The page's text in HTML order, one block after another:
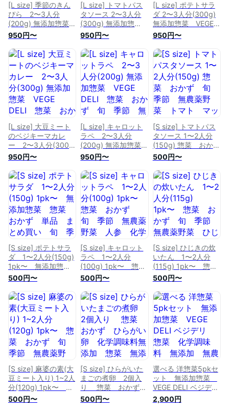
[L size] 季節のきん
ぴら 2〜3人分
(200g) 無添加惣菜
VEGE DELI 惣菜
おかず 旬 季節
無農薬野菜 きんぴ
ら ヴィーガン 化
学調味料無添加 真
空パック 開けるだ
け お手軽 時短
冷蔵 おうちごは
ん アレンジ おか
わり 選べる 八百
屋 京都 西日本
950円〜
[L size] トマトパス
タソース 2〜3人分
(300g) 無添加惣
菜 VEGE DELI 惣
菜 おかず 旬 季
節 無農薬野菜 ト
マト パスタソー
ス 化学調味料無添
加 真空パック 開
けるだけ お手軽
時短 冷蔵 おうち
ごはん アレンジ
おかわり 選べる
八百屋 京都 西日
本
950円〜
[L size] ポテトサラ
ダ 2〜3人分(300g)
無添加惣菜 VEGE
DELI 惣菜 おか
ず 旬 季節 無農
薬野菜 ポテサラ
化学調味料無添加
真空パック 開ける
だけ お手軽 時
短 冷蔵 おうちご
はん アレンジ お
かわり 選べる 八
百屋 京都 西日本
950円〜
[L size] 大豆ミート
のベジキーマカレ
ー 2〜3人分(300g)
無添加惣菜 VEGE
DELI 惣菜 おか
ず 旬 季節 無農
薬野菜 カレー ヴ
ィーガン 化学調味
料無添加 真空パッ
ク 開けるだけ お
手軽 時短 冷蔵
おうちごはん アレ
ンジ 選べる 八百
屋 京都 西日本
950円〜
[L size] キャロット
ラペ 2〜3人分
(200g) 無添加惣菜
VEGE DELI 惣菜
おかず 旬 季節
無農薬野菜 人参
化学調味料無添加
真空パック 開ける
だけ お手軽 時
短 冷蔵 おうちご
はん アレンジ お
かわり 選べる 八
百屋 京都 西日本
950円〜
[S size] トマトパス
タソース 1〜2人分
(150g) 惣菜 おか
ず 旬 季節 無農
薬野菜 トマト マ
ッシュルーム 化学
調味料無添加 真空
パック 開けるだ
け お手軽 時短
冷蔵 おうちごは
ん キャンプ飯 ア
ウトドア アレン
ジ おかわり 選べ
る 八百屋 京都
西日本
500円〜
[S size] ポテトサラ
ダ 1〜2人分(150g)
1pk〜 無添加惣
菜 惣菜 おかず
単品 まとめ買い
旬 季節 無農薬野
菜 じゃがいも 化
学調味料無添加 真
空パック 開けるだ
け お手軽 時短
冷蔵 おうちごは
ん キャンプ飯 ア
レンジ おかわり
八百屋 京都 西日
本
500円〜
[S size] キャロット
ラペ 1〜2人分
(100g) 1pk〜 惣
菜 おかず 旬 季
節 無農薬野菜 人
参 化学調味料無添
加 惣菜無添加 真
空パック 開けるだ
け お手軽 時短
冷蔵 おうちごは
ん キャンプ飯 ア
ウトドア アレン
ジ おかわり 選べ
る 八百屋 京都
西日本
500円〜
[S size] ひじきの炊
いたん 1〜2人分
(115g) 1pk〜 惣
菜 おかず 旬 季
節 無農薬野菜 ひ
じき 化学調味料無
添加 真空パック
開けるだけ お手
軽 時短 冷蔵 お
うちごはん キャン
プ飯 アウトドア
アレンジ おかわ
り 選べる 八百
屋 京都 西日本
500円〜
[S size] 麻婆の素(大
豆ミート入り) 1~2人
分(120g) 1pk〜 惣
菜 おかず 旬 季
節 無農薬野菜 実
500円〜
[S size] ひらがいた
まごの煮卵 2個入
り 惣菜 おかず
ひらがい卵 化学調
味料無添加 惣菜
500円〜
選べる 洋惣菜5pkセ
ット 無添加惣菜
VEGE DELI ベジデ
リ 惣菜 化学調味
料 無添加 無農薬
2,900円